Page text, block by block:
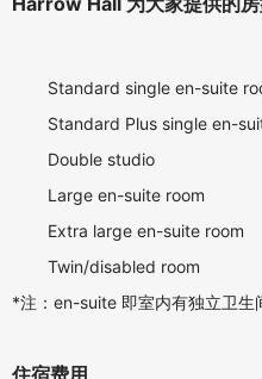
Standard single en-suite
Standard Plus single en-
Double studio
Large en-suite room
Extra large en-suite room
Twin/disabled room
*注：en-suite 即室内有独立卫生